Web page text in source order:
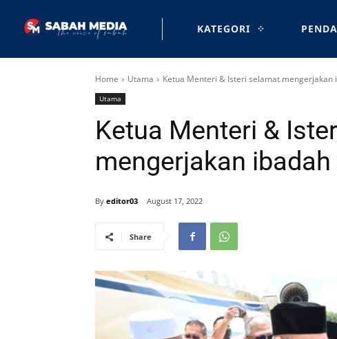
KATEGORI
Home Utama Ketua Menteri & Isteri selamat mengerjakan
Utama
Ketua Menteri &
mengerjakan
By editor03 August 17, 2022
Share